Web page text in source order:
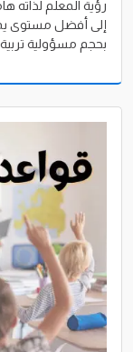
رؤية المعلم لذاته
إلى أفضل مستوى
بحجم مسؤولية